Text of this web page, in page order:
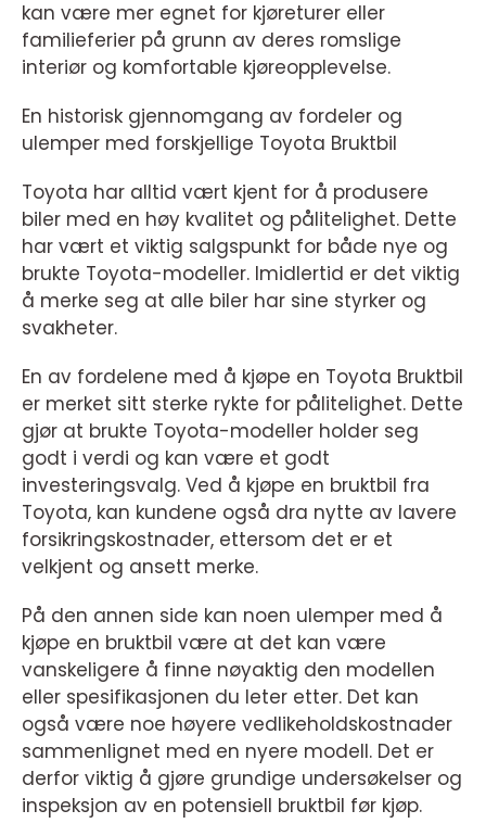
kan være mer egnet for kjøreturer eller
familieferier på grunn av deres romslige
interiør og komfortable kjøreopplevelse.
En historisk gjennomgang av fordeler og
ulemper med forskjellige Toyota Bruktbil
Toyota har alltid vært kjent for å produsere
biler med en høy kvalitet og pålitelighet. Dette
har vært et viktig salgspunkt for både nye og
brukte Toyota-modeller. Imidlertid er det viktig
å merke seg at alle biler har sine styrker og
svakheter.
En av fordelene med å kjøpe en Toyota Bruktbil
er merket sitt sterke rykte for pålitelighet. Dette
gjør at brukte Toyota-modeller holder seg
godt i verdi og kan være et godt
investeringsvalg. Ved å kjøpe en bruktbil fra
Toyota, kan kundene også dra nytte av lavere
forsikringskostnader, ettersom det er et
velkjent og ansett merke.
På den annen side kan noen ulemper med å
kjøpe en bruktbil være at det kan være
vanskeligere å finne nøyaktig den modellen
eller spesifikasjonen du leter etter. Det kan
også være noe høyere vedlikeholdskostnader
sammenlignet med en nyere modell. Det er
derfor viktig å gjøre grundige undersøkelser og
inspeksjon av en potensiell bruktbil før kjøp.